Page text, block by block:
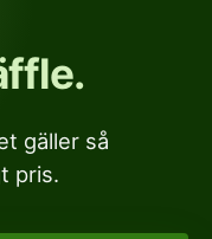
gäller så
pris.